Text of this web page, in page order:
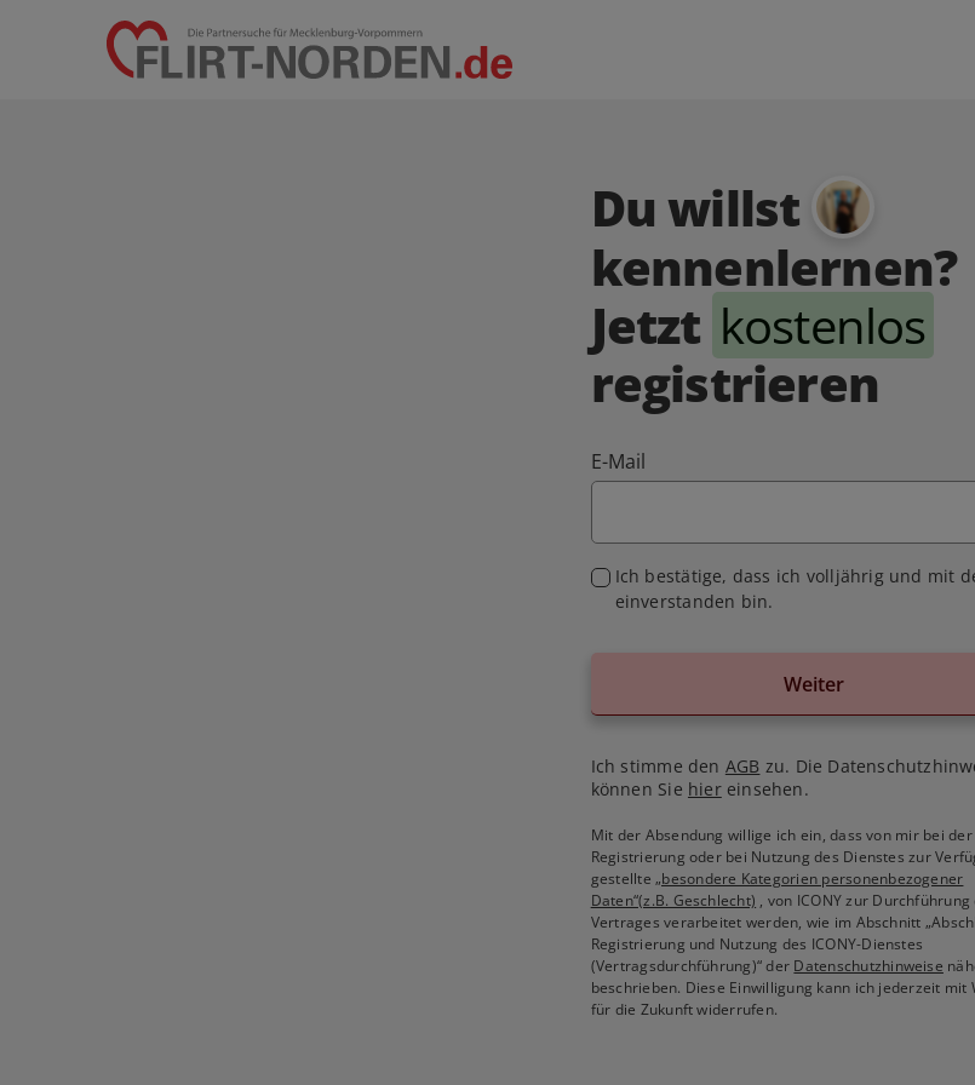
Du willst
kennenlernen?
Jetzt kostenlos
registrieren
E-Mail
Ich bestätige, dass ich volljährig und mit
einverstanden bin.
Weiter
Ich stimme den AGB zu. Die
können Sie hiereinsehen.
Mit der Absendung willige ich ein, dass von mir bei der
Registrierung oder bei Nutzung des Dienstes zur
gestellte„besondere Kategorien personenbezogener
Daten“(z.B. Geschlecht) , von ICONY zur Durchführung
Vertrages verarbeitet werden, wie im Abschnitt
Registrierung und Nutzung des ICONY-Dienstes
(Vertragsdurchführung)“ der Datenschutzhinweise
beschrieben. Diese Einwilligung kann ich jederzeit mit
für die Zukunft widerrufen.